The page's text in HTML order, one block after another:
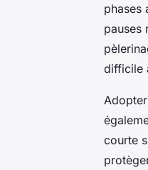
phases
pauses
difficile
courte